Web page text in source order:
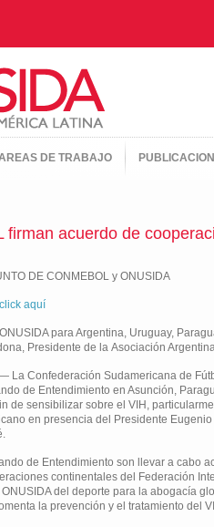
DE TRABAJO
firman acuerdo de
DE CONMEBOL y ONUSIDA
click aquí
para Argentina, Uruguay,
Presidente de la Asociación
La Confederación Sudamericana de
de Entendimiento en Asunción,
de sensibilizar sobre el VIH,
en presencia del Presidente
de Entendimiento son llevar a cabo
continentales del Federación
del deporte para la abogacía
la prevención y el tratamiento del